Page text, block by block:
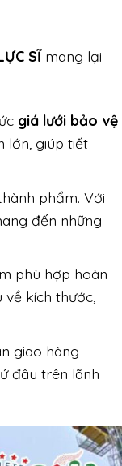
SĨmang lại
giá lưới bảo vệ
lớn, giúp tiết
phẩm. Với
đến những
phù hợp hoàn
kích thước,
giao hàng
đâu trên lãnh